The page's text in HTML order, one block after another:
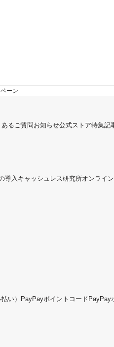
ーン
あるご質問お知らせ公式ストア特集記
導入 キャッシュレス研究所オンライ
い） PayPayポイントコード PayPay